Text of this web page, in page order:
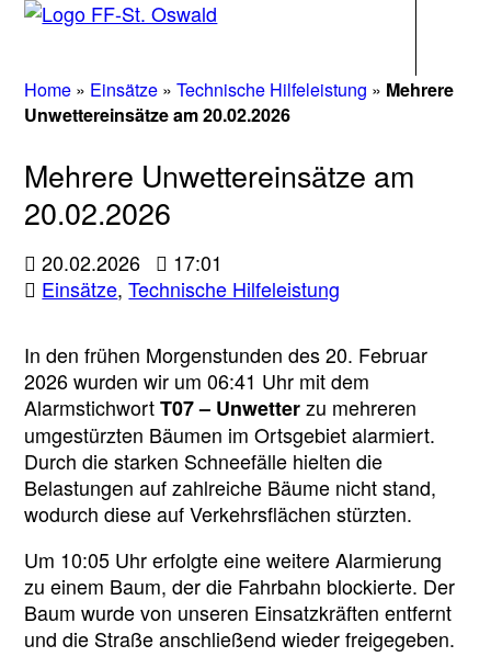
Home » Einsätze »Technische Hilfeleistung » Mehrere
Unwettereinsätze am 20.02.2026
Mehrere Unwettereinsätze am
20.02.2026
20.02.2026
17:01
Einsätze,Technische Hilfeleistung
In den frühen Morgenstunden des 20. Februar
2026 wurden wir um 06:41 Uhr mit dem
AlarmstichwortT07 – Unwetterzu mehreren
umgestürzten Bäumen im Ortsgebiet alarmiert.
Durch die starken Schneefälle hielten die
Belastungen auf zahlreiche Bäume nicht stand,
wodurch diese auf Verkehrsflächen stürzten.
Um 10:05 Uhr erfolgte eine weitere Alarmierung
zu einem Baum, der die Fahrbahn blockierte. Der
Baum wurde von unseren Einsatzkräften entfernt
und die Straße anschließend wieder freigegeben.